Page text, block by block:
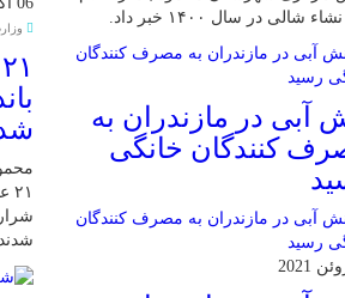
شالی در سال ۱۴۰۰ خبر داد.
آبی در مازندران به
كنندگان خانگی
شدند.